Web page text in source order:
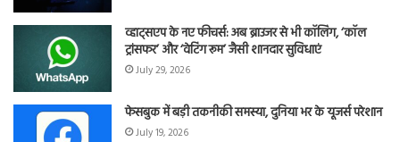
व्हाट्सएप के नए फीचर्स: अब ब्राउजर से भी कॉलिंग, ‘कॉल
ट्रांसफर’ और ‘वेटिंग रूम’ जैसी शानदार सुविधाएं
July 29, 2026
फेसबुक में बड़ी तकनीकी समस्या, दुनिया भर के यूजर्स परेशान
July 19, 2026